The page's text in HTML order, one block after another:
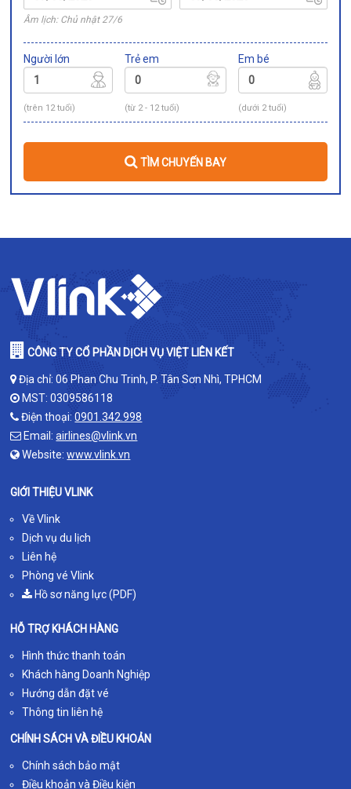
Âm lịch: Chủ nhật 27/6
Người lớn
(trên 12 tuổi)
Trẻ em
(từ 2 - 12 tuổi)
Em bé
(dưới 2 tuổi)
TÌM CHUYẾN BAY
CÔNG TY CỔ PHẦN DỊCH VỤ VIỆT LIÊN KẾT
Địa chỉ: 06 Phan Chu Trinh, P. Tân Sơn Nhì, TPHCM
MST: 0309586118
Điện thoại:0901.342.998
Email:airlines@vlink.vn
Website:www.vlink.vn
GIỚI THIỆU VLINK
Về Vlink
Dịch vụ du lịch
Liên hệ
Phòng vé Vlink
Hồ sơ năng lực (PDF)
HỖ TRỢ KHÁCH HÀNG
Hình thức thanh toán
Khách hàng Doanh Nghiệp
Hướng dẫn đặt vé
Thông tin liên hệ
CHÍNH SÁCH VÀ ĐIỀU KHOẢN
Chính sách bảo mật
Điều khoản và Điều kiện